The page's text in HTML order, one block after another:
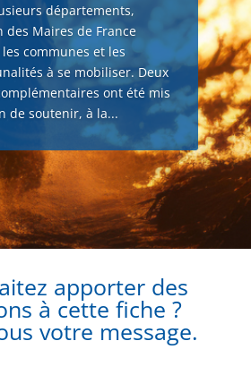
départements,
des Maires de France
communes et les
à se mobiliser. Deux
ont été mis
de soutenir, à la...
apporter des
à cette fiche ?
votre message.